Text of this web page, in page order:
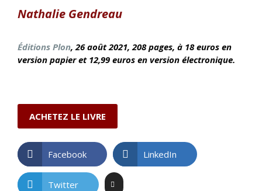
Nathalie Gendreau
Éditions Plon, 26 août2021, 208 pages, à 18 euros en
version papier et 12,99 euros en version électronique.
ACHETEZ LE LIVRE
Facebook LinkedIn
Twitter